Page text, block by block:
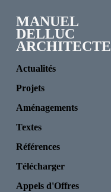
MANUEL
DELLUC
ARCHITECTE
Actualités
Projets
Aménagements
Textes
Références
Télécharger
Appels d'Offres